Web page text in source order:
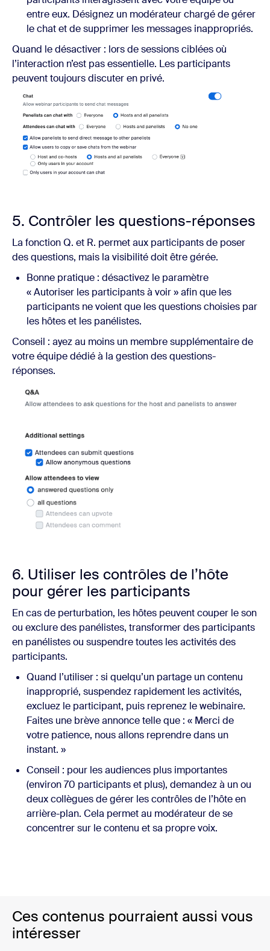
entre eux. Désignez un modérateur chargé de gérer
le chat et de supprimer les messages inappropriés.
Quand le désactiver : lors de sessions ciblées où
l’interaction n’est pas essentielle. Les participants
peuvent toujours discuter en privé.
5. Contrôler les questions-réponses
La fonction Q. et R. permet aux participants de poser
des questions, mais la visibilité doit être gérée.
Bonne pratique : désactivez le paramètre
« Autoriser les participants à voir » afin que les
participants ne voient que les questions choisies par
les hôtes et les panélistes.
Conseil : ayez au moins un membre supplémentaire de
votre équipe dédié à la gestion des questions-
réponses.
6. Utiliser les contrôles de l’hôte
pour gérer les participants
En cas de perturbation, les hôtes peuvent couper le son
ou exclure des panélistes, transformer des participants
en panélistes ou suspendre toutes les activités des
participants.
Quand l’utiliser : si quelqu’un partage un contenu
inapproprié, suspendez rapidement les activités,
excluez le participant, puis reprenez le webinaire.
Faites une brève annonce telle que : « Merci de
votre patience, nous allons reprendre dans un
instant. »
Conseil : pour les audiences plus importantes
(environ 70 participants et plus), demandez à un ou
deux collègues de gérer les contrôles de l’hôte en
arrière-plan. Cela permet au modérateur de se
concentrer sur le contenu et sa propre voix.
Ces contenus pourraient aussi vous
intéresser